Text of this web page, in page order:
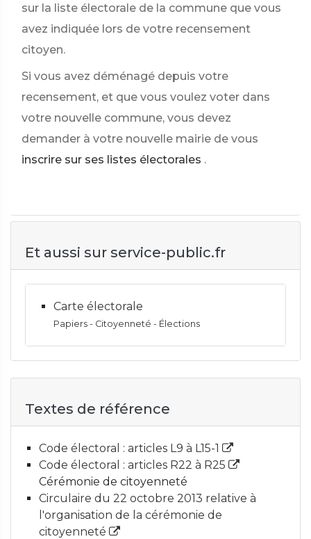
sur la liste électorale de la commune que vous
avez indiquée lors de votre recensement
citoyen.
Si vous avez déménagé depuis votre
recensement, et que vous voulez voter dans
votre nouvelle commune, vous devez
demander à votre nouvelle mairie de vous
inscrire sur ses listes électorales .
Et aussi sur service-public.fr
Carte électorale
Papiers - Citoyenneté - Élections
Textes de référence
Code électoral : articles L9 à L15-1
Code électoral : articles R22 à R25
Cérémonie de citoyenneté
Circulaire du 22 octobre 2013 relative à
l'organisation de la cérémonie de
citoyenneté